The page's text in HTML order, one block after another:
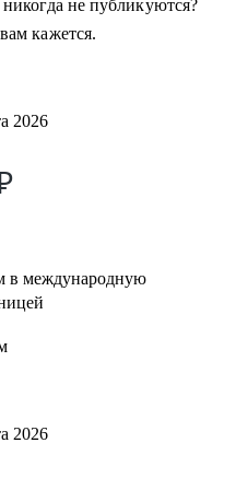
не публикуются?
кажется.
2026
в международную
2026